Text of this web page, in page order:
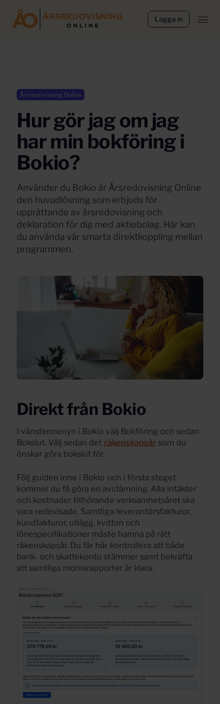
Logga in
Årsredovisning Online
Hur gör jag om jag
har min bokföring i
Bokio?
Använder du Bokio är Årsredovisning Online
den huvudlösning som erbjuds för
upprättande av årsredovisning och
deklaration för dig med aktiebolag. Här kan
du använda vår smarta direktkoppling mellan
programmen.
Direkt från Bokio
I vänstermenyn i Bokio välj Bokföring och sedan
Bokslut. Välj sedan det räkenskapsår som du
önskar göra bokslut för.
Följ guiden inne i Bokio och i första steget
kommer du få göra en avstämning. Alla intäkter
och kostnader tillhörande verksamhetsåret ska
vara redovisade. Samtliga leverantörsfakturor,
kundfakturor, utlägg, kvitton och
lönespecifikationer måste hamna på rätt
räkenskapsår. Du får här kontrollera att både
bank- och skattekonto stämmer samt bekräfta
att samtliga momsrapporter är klara.